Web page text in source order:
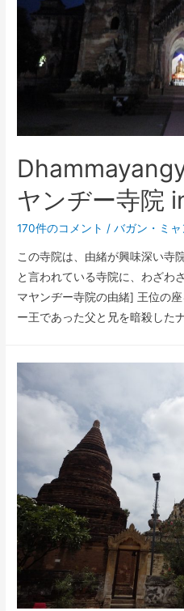
ヤンヂー寺院
170件のコメント /バガン ・ ミ
この寺院は、由緒が興味深い寺
と言われている寺院に、わざわ
マヤンヂー寺院の由緒] 王位の
ー王であった父と兄を暗殺した